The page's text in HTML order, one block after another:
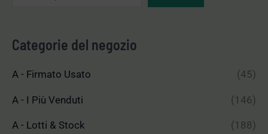
Categorie del negozio
A - Firmato Usato (45)
A - I Più Venduti (146)
A - Lotti & Stock (188)